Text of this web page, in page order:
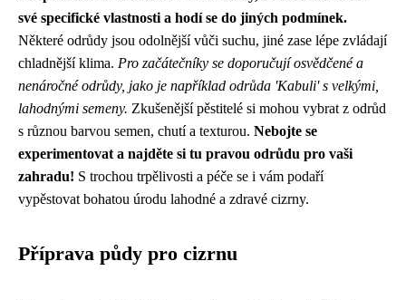
své specifické vlastnosti a hodí se do jiných podmínek.
Některé odrůdy jsou odolnější vůči suchu, jiné zase lépe zvládají
chladnější klima. Pro začátečníky se doporučují osvědčené a
nenáročné odrůdy, jako je například odrůda 'Kabuli' s velkými,
lahodnými semeny. Zkušenější pěstitelé si mohou vybrat z odrůd
s různou barvou semen, chutí a texturou. Nebojte se
experimentovat a najděte si tu pravou odrůdu pro vaši
zahradu! S trochou trpělivosti a péče se i vám podaří
vypěstovat bohatou úrodu lahodné a zdravé cizrny.
Příprava půdy pro cizrnu